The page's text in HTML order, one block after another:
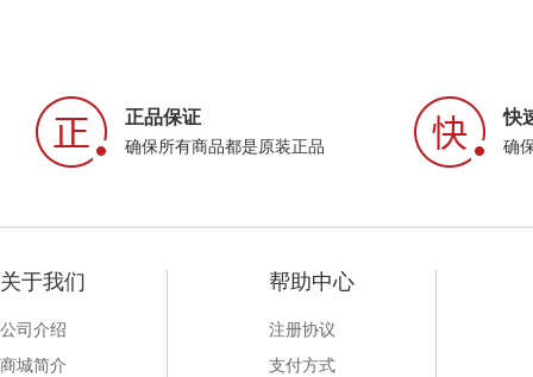
正品保证
确保所有商品都是原装正品
快
确
关于我们
公司介绍
商城简介
帮助中心
注册协议
支付方式